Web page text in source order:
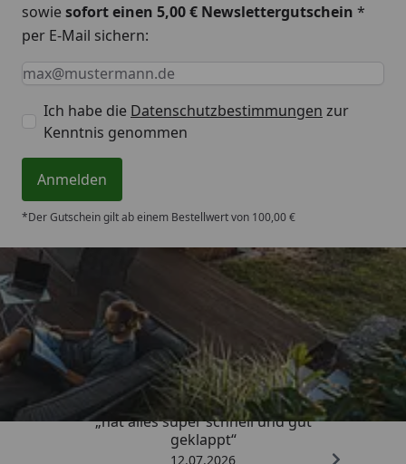
sowiesofort einen 5,00 € Newslettergutschein *
per E-Mail sichern:
Keine Eingabe erforderlich
Eingabe erforderlich
E-Mail *
Ich habe die Datenschutzbestimmungen zur
Kenntnis genommen
Anmelden
*Der Gutschein gilt ab einem Bestellwert von 100,00 €
Trusted Shops
4,71/ 5
„hat alles super schnell und gut
geklappt“
12.07.2026